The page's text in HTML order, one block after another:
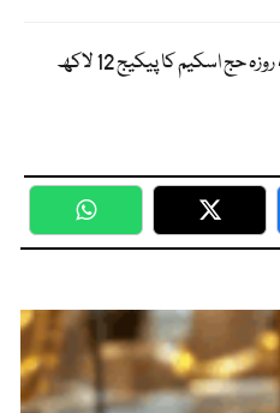
اگلے سال کیلئے 40 روزہ حج اسکیم کا پیکیج 12 لاکھ
WhatsApp Twitter